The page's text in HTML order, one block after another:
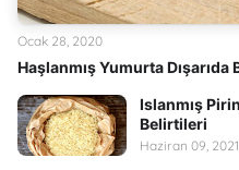
Haşlanmış Yumurta
Ocak 28, 2020
Islanmış
Belirtileri
Haziran 09, 2021